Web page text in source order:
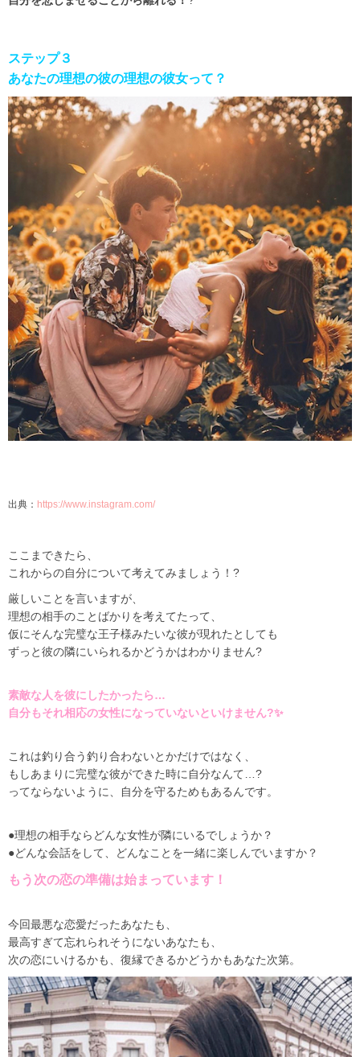
ステップ３
あなたの理想の彼の理想の彼女って？
出典： https://www.instagram.com/
ここまできたら、
これからの自分について考えてみましょう！?
厳しいことを言いますが、
理想の相手のことばかりを考えてたって、
仮にそんな完璧な王子様みたいな彼が現れたとしても
ずっと彼の隣にいられるかどうかはわかりません?
素敵な人を彼にしたかったら…
自分もそれ相応の女性になっていないといけません?✨
これは釣り合う釣り合わないとかだけではなく、
もしあまりに完璧な彼ができた時に自分なんて…?
ってならないように、自分を守るためもあるんです。
●理想の相手ならどんな女性が隣にいるでしょうか？
●どんな会話をして、どんなことを一緒に楽しんでいますか？
もう次の恋の準備は始まっています！
今回最悪な恋愛だったあなたも、
最高すぎて忘れられそうにないあなたも、
次の恋にいけるかも、復縁できるかどうかもあなた次第。